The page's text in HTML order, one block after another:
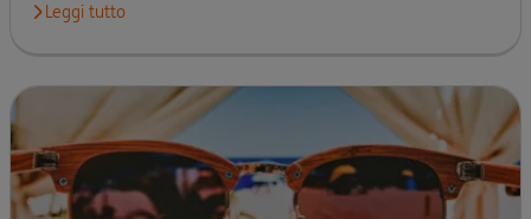
Leggi tutto